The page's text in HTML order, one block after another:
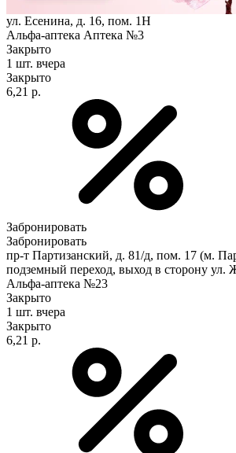
ул. Есенина, д. 16, пом. 1Н
Альфа-аптека Аптека №3
Закрыто
1 шт. вчера
Закрыто
6,21 р.
Забронировать
Забронировать
пр-т Партизанский, д. 81/д, пом. 17 (м.
подземный переход, выход в сторону ул.
Альфа-аптека №23
Закрыто
1 шт. вчера
Закрыто
6,21 р.